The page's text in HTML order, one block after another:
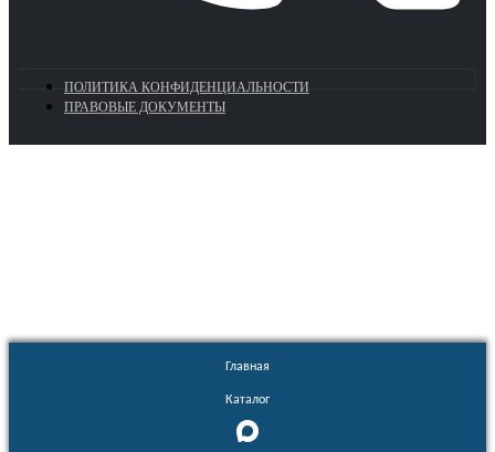
ПОЛИТИКА КОНФИДЕНЦИАЛЬНОСТИ
ПРАВОВЫЕ ДОКУМЕНТЫ
Главная
Каталог